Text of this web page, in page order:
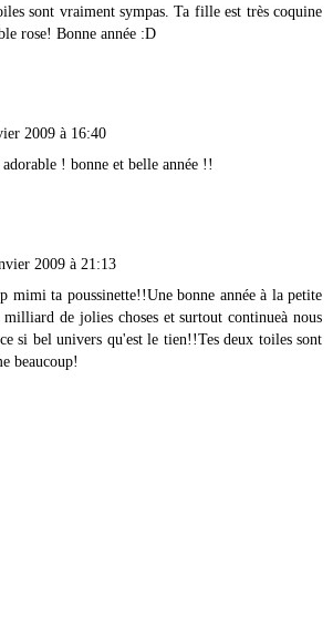
sont vraiment sympas. Ta fille est très coquine
rose! Bonne année :D
2009 à 16:40
! bonne et belle année !!
2009 à 21:13
mimi ta poussinette!!Une bonne année à la petite
de jolies choses et surtout continueà nous
si bel univers qu'est le tien!!Tes deux toiles sont
beaucoup!